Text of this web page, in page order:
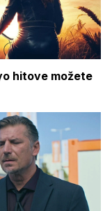
hitove možete